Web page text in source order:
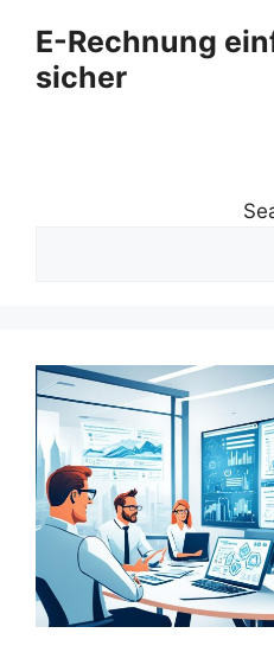
Inhalt
springen
E-Rechnung
sicher